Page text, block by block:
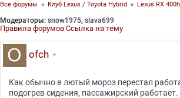
Все форумы » Клуб Lexus / Toyota Hybrid » Lexus RX
Модераторы: snow1975, slava699
Правила форумов Ссылка на тему
ofch
Как обычно в лютый мороз перестал
подогрев сидения, пассажирский